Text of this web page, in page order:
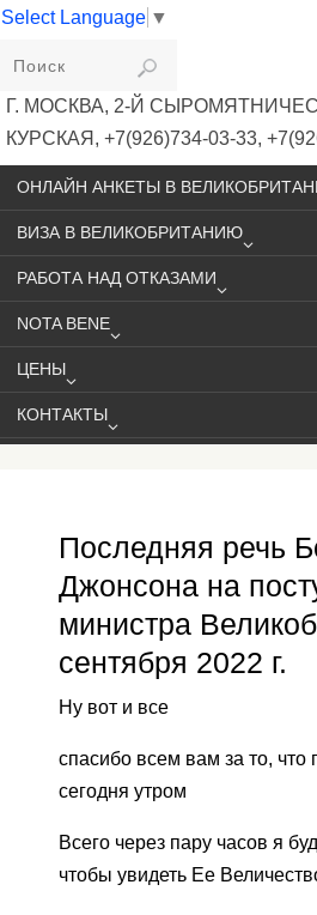
Select Language ▼
VIKIVISA
Г. МОСКВА, 2-Й
КУРСКАЯ, +7(926)734-03-33,
VISA@VIKIVISA.RU
ОНЛАЙН АНКЕТЫ В
ВИЗА В ВЕЛИКОБРИТАНИЮ
РАБОТА НАД ОТКАЗАМИ
NOTA BENE
ЦЕНЫ
КОНТАКТЫ
Последняя речь
Джонсона на
министра
сентября 2022 г.
Ну вот и все
спасибо всем вам за то, что
сегодня утром
Всего через пару часов я
чтобы увидеть Ее